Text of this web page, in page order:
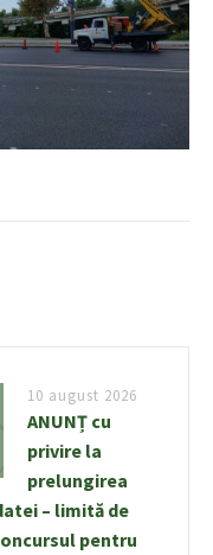
10 august 2026
ANUNȚ cu
privire la
prelungirea
– limită de
pentru